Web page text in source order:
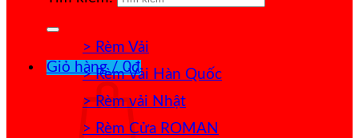
Giỏ hàng /0₫
> Rèm Vải
> Rèm Vải Hàn Quốc
> Rèm vải Nhật
> Rèm Cửa ROMAN